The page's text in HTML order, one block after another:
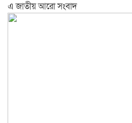
এ জাতীয় আরো সংবাদ